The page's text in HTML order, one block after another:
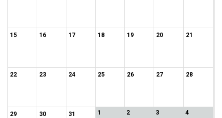
15 16 17 18 19 20 21
22 23 24 25 26 27 28
29 30 31 1 2 3 4